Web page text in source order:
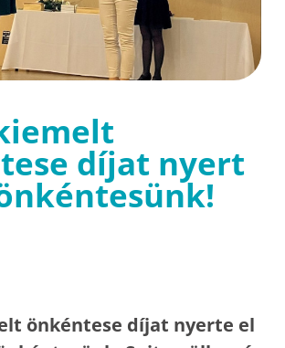
díjat nyert
önkéntese díjat nyerte el